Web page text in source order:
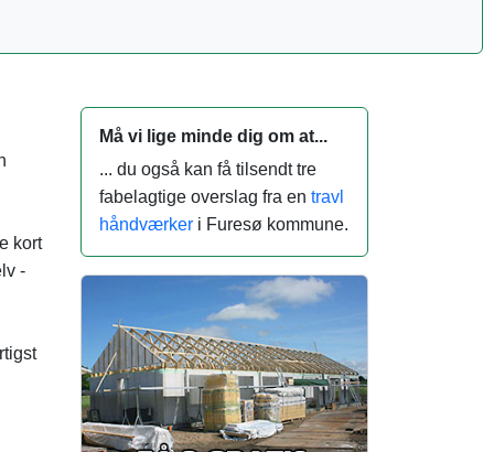
kort
-
Må vi lige minde dig om at...
... du også kan få tilsendt tre
fabelagtige overslag fra en travl
håndværker i Furesø kommune.